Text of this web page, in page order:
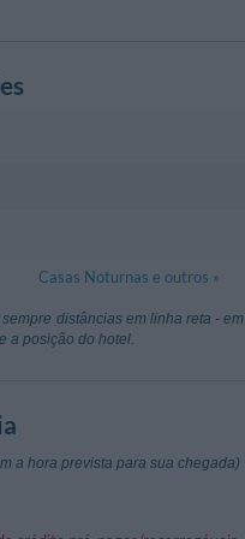
2.05 km Torre Di San
Piazza San
km Chiesa Di
Via
km Aeroporto
3.44 km La Rotta
Casas Noturnas e outros »
distâncias em linha reta -
a posição do hotel.
a hora prevista para sua chegada)